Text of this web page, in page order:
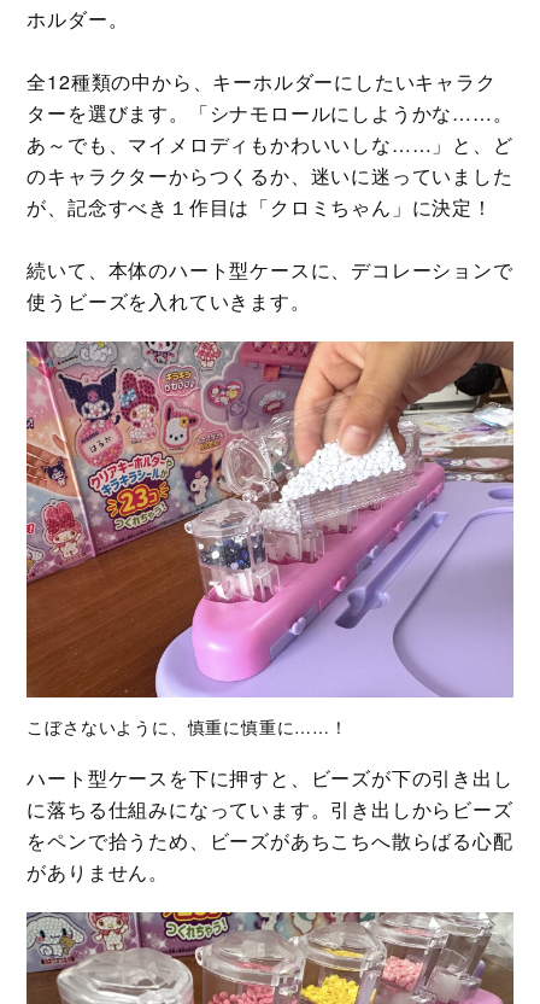
ホルダー。
全12種類の中から、キーホルダーにしたいキャラク
ターを選びます。「シナモロールにしようかな……。
あ～でも、マイメロディもかわいいしな……」と、ど
のキャラクターからつくるか、迷いに迷っていました
が、記念すべき１作目は「クロミちゃん」に決定！
続いて、本体のハート型ケースに、デコレーションで
使うビーズを入れていきます。
こぼさないように、慎重に慎重に……！
ハート型ケースを下に押すと、ビーズが下の引き出し
に落ちる仕組みになっています。引き出しからビーズ
をペンで拾うため、ビーズがあちこちへ散らばる心配
がありません。